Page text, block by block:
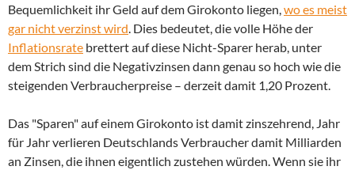
Bequemlichkeit ihr Geld auf dem Girokonto liegen,wo es meist
gar nicht verzinst wird. Dies bedeutet, die volle Höhe der
Inflationsrate brettert auf diese Nicht-Sparer herab, unter
dem Strich sind die Negativzinsen dann genau so hoch wie die
steigenden Verbraucherpreise – derzeit damit 1,20 Prozent.
Das "Sparen" auf einem Girokonto ist damit zinszehrend, Jahr
für Jahr verlieren Deutschlands Verbraucher damit Milliarden
an Zinsen, die ihnen eigentlich zustehen würden. Wenn sie ihr